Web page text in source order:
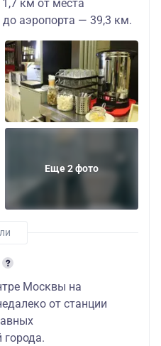
км от места
аэропорта — 39,3 км.
Еще 2 фото
Москвы на
от станции
города.